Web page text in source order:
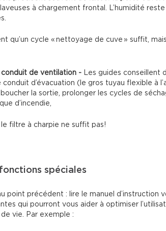
à chargement frontal. L’humidité
qu’un cycle « nettoyage de cuve » suffit,
conduit de ventilation - Les guides conseillent
conduit d’évacuation (le gros tuyau flexible à
la sortie, prolonger les cycles de
d’incendie,
filtre à charpie ne suffit pas!
spéciales
point précédent : lire le manuel d’instruction
qui pourront vous aider à optimiser
vie. Par exemple :